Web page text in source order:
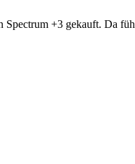
+3 gekauft. Da